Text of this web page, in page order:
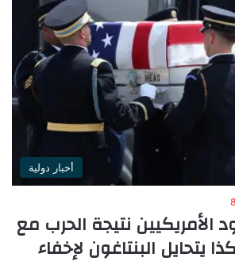
أخبار دولية
الأمريكيين نتيجة الحرب مع
يتحايل البنتاغون لإخفاء